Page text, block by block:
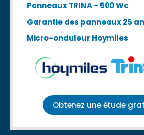
Panneaux TRINA - 500 Wc
Garantie des panneaux 25
Micro-onduleur Hoymiles
Obtenez une étude